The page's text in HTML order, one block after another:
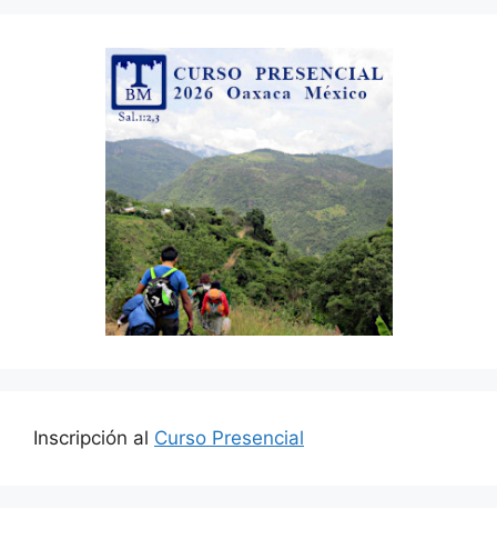
Inscripción al Curso Presencial